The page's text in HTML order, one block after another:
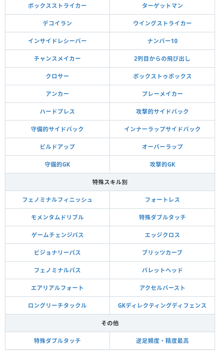
ボックスストライカー ターゲットマン
デコイラン ウイングストライカー
インサイドレシーバー ナンバー10
チャンスメイカー 2列目からの飛び出し
クロサー ボックストゥボックス
アンカー プレーメイカー
ハードプレス 攻撃的サイドバック
守備的サイドバック インナーラップサイドバック
ビルドアップ オーバーラップ
守備的GK 攻撃的GK
特殊スキル別
フェノミナルフィニッシュ フォートレス
モメンタムドリブル 特殊ダブルタッチ
ゲームチェンジパス エッジクロス
ビジョナリーパス ブリッツカーブ
フェノミナルパス バレットヘッド
エアリアルフォート アクセルバースト
ロングリーチタックル GKディレクティングディフェンス
その他
特殊ダブルタッチ 逆足頻度・精度最高